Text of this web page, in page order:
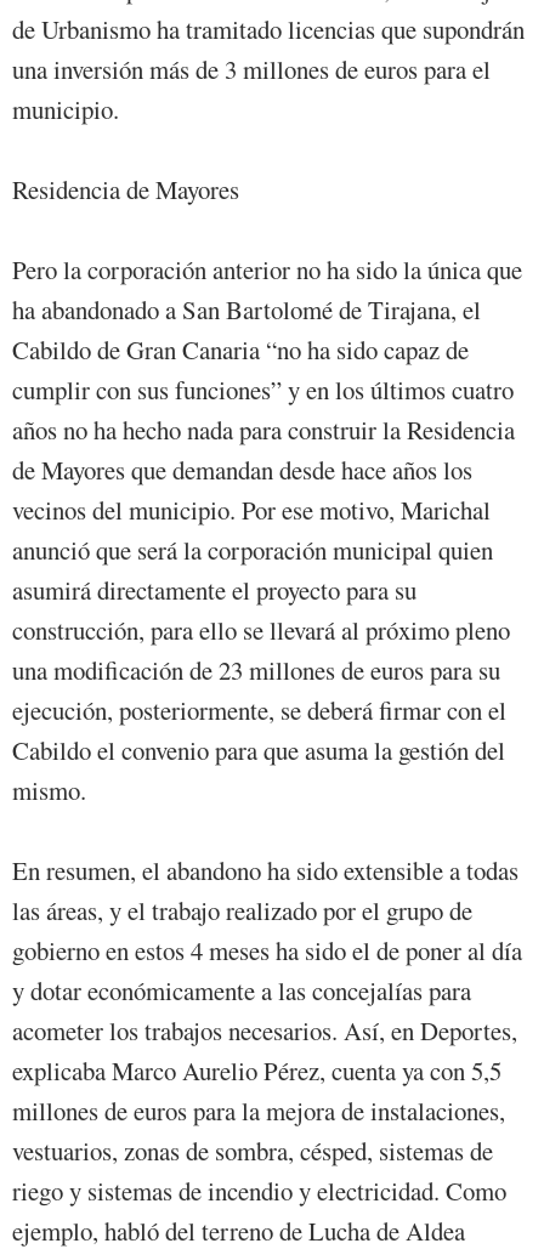
de Urbanismo ha tramitado licencias que supondrán
una inversión más de 3 millones de euros para el
municipio.
Residencia de Mayores
Pero la corporación anterior no ha sido la única que
ha abandonado a San Bartolomé de Tirajana, el
Cabildo de Gran Canaria “no ha sido capaz de
cumplir con sus funciones” y en los últimos cuatro
años no ha hecho nada para construir la Residencia
de Mayores que demandan desde hace años los
vecinos del municipio. Por ese motivo, Marichal
anunció que será la corporación municipal quien
asumirá directamente el proyecto para su
construcción, para ello se llevará al próximo pleno
una modificación de 23 millones de euros para su
ejecución, posteriormente, se deberá firmar con el
Cabildo el convenio para que asuma la gestión del
mismo.
En resumen, el abandono ha sido extensible a todas
las áreas, y el trabajo realizado por el grupo de
gobierno en estos 4 meses ha sido el de poner al día
y dotar económicamente a las concejalías para
acometer los trabajos necesarios. Así, en Deportes,
explicaba Marco Aurelio Pérez, cuenta ya con 5,5
millones de euros para la mejora de instalaciones,
vestuarios, zonas de sombra, césped, sistemas de
riego y sistemas de incendio y electricidad. Como
ejemplo, habló del terreno de Lucha de Aldea